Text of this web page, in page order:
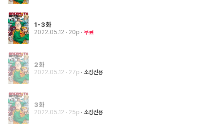
1-3화
2022.05.12 · 20p 무료
2화
2022.05.12 · 27p 소장전용
3화
2022.05.12 · 25p 소장전용